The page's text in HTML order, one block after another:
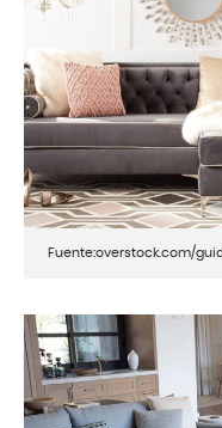
Fuente:overstock.com/